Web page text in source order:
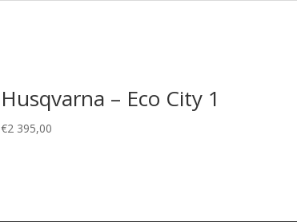
Husqvarna – Eco City 1
€2 395,00